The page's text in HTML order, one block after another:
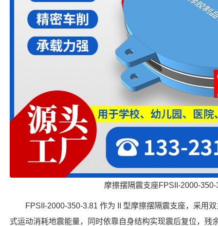
摩擦摆隔震支座FPSII-2000-350-
FPSII-2000-350-3.81 作为 II 型摩擦摆隔震支座，采用
式运动消耗地震能量，同时依靠自身结构实现震后复位，残